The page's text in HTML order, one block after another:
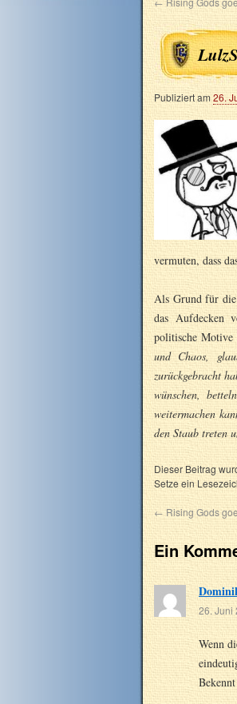
Publiziert am26.
vermuten, dass
Als Grund für
das Aufdecken
politische Motive
und Chaos,
zurückgebracht
wünschen,
weitermachen
den Staub treten
Dieser Beitrag
Setze ein
← Rising Gods
Ein
26. Juni
Wenn